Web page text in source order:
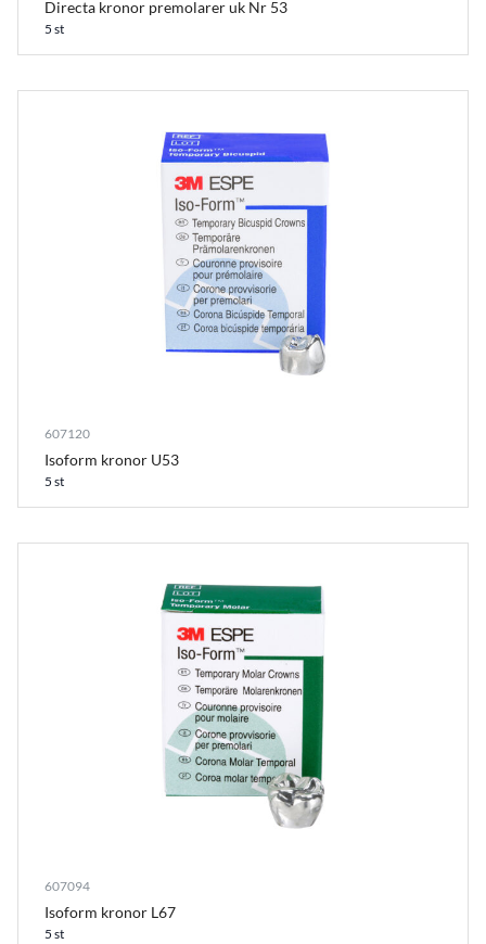
Directa kronor premolarer uk Nr 53
5 st
607120
Isoform kronor U53
5 st
607094
Isoform kronor L67
5 st